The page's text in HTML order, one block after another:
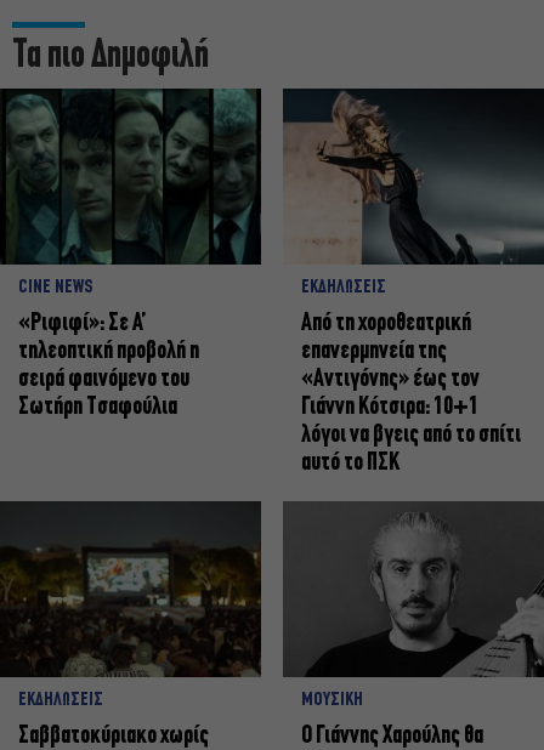
Τα πιο Δημοφιλή
CINE NEWS
«Ριφιφί»: Σε Α’
τηλεοπτική προβολή η
σειρά φαινόμενο του
Σωτήρη Τσαφούλια
ΕΚΔΗΛΩΣΕΙΣ
Από τη χοροθεατρική
επανερμηνεία της
«Αντιγόνης» έως τον
Γιάννη Κότσιρα: 10+1
λόγοι να βγεις από το σπίτι
αυτό το ΠΣΚ
ΕΚΔΗΛΩΣΕΙΣ
Σαββατοκύριακο χωρίς
ΜΟΥΣΙΚΗ
Ο Γιάννης Χαρούλης θα